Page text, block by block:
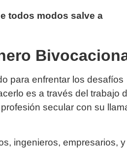
todos modos salve a
para enfrentar los desafíos
es a través del trabajo
secular con su
ingenieros, empresarios,